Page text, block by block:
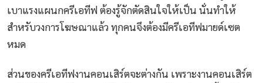
เบาแรงแผนกครีเอทีฟ ต้องรู้จักตัดสินใจให้เป็น นั่นทำให้
สำหรับวงการโฆษณาแล้ว ทุกคนจึงต้องมีครีเอทีฟมายด์เซต
หมด
ส่วนของครีเอทีฟงานคอนเสิร์ตจะต่างกัน เพราะงานคอนเสิร์ต